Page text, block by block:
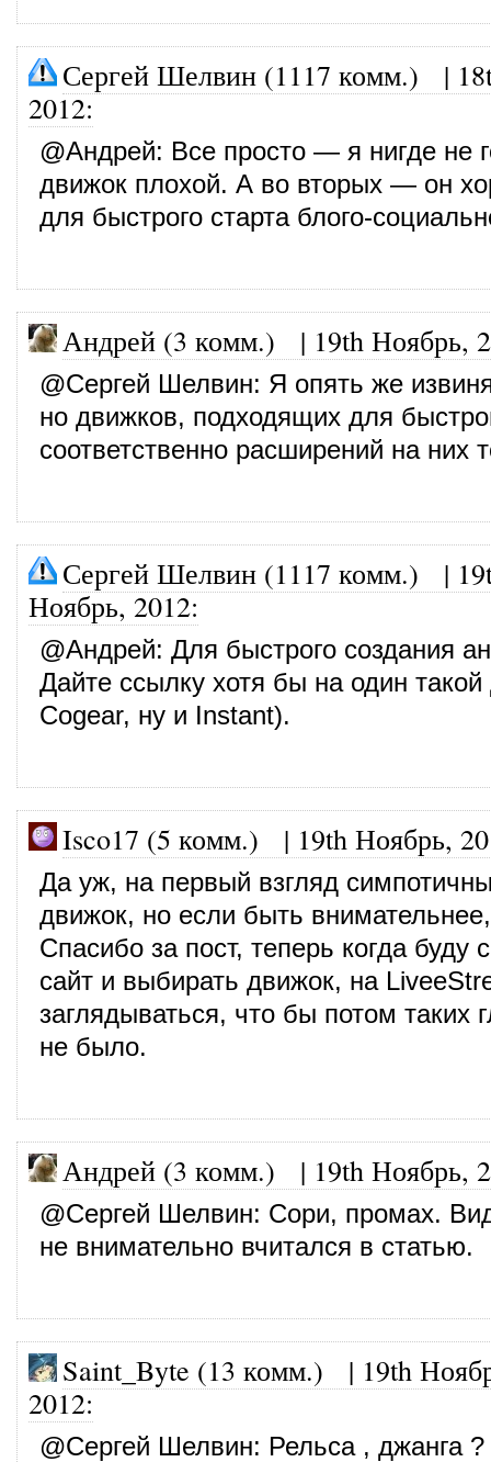
Сергей Шелвин (1117 комм.) |
2012:
@Андрей: Все просто — я нигде не
движок плохой. А во вторых — он
для быстрого старта блого-
Андрей (3 комм.) | 19th Ноябрь,
@Сергей Шелвин: Я опять же
но движков, подходящих для
соответственно расширений на них
Сергей Шелвин (1117 комм.) |
Ноябрь, 2012:
@Андрей: Для быстрого создания
Дайте ссылку хотя бы на один
Cogear, ну и Instant).
Isco17 (5 комм.) | 19th Ноябрь,
Да уж, на первый взгляд
движок, но если быть
Спасибо за пост, теперь когда буду
сайт и выбирать движок, на
заглядываться, что бы потом таких
не было.
Андрей (3 комм.) | 19th Ноябрь,
@Сергей Шелвин: Сори, промах.
не внимательно вчитался в статью.
Saint_Byte (13 комм.) | 19th
2012:
@Сергей Шелвин: Рельса , джанга ?